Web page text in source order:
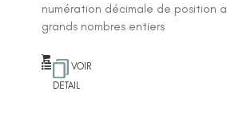
numération décimale de position
grands nombres entiers
VOIR
DETAIL